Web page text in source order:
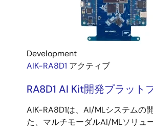
Development
AIK-RA8D1 アクティブ
RA8D1 AI Kit開発プラット
AIK-RA8D1は、AI/MLシステムの
た、マルチモーダルAI/MLソリュ